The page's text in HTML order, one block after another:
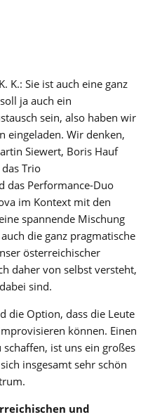
K. K.: Sie ist auch eine ganz
ja auch ein
sein, also haben wir
eingeladen. Wir denken,
Siewert, Boris Hauf
Trio
das Performance-Duo
im Kontext mit den
spannende Mischung
die ganz pragmatische
österreichischer
daher von selbst versteht,
sind.
die Option, dass die Leute
können. Einen
ist uns ein großes
insgesamt sehr schön
und